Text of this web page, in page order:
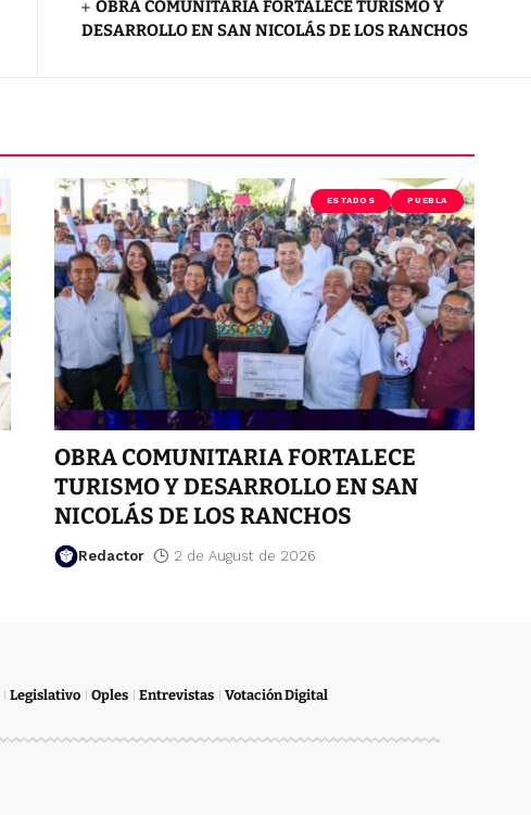
OBRA COMUNITARIA FORTALECE TURISMO Y
DESARROLLO EN SAN NICOLÁS DE LOS RANCHOS
ESTADOS PUEBLA
OBRA COMUNITARIA FORTALECE
TURISMO Y DESARROLLO EN SAN
NICOLÁS DE LOS RANCHOS
Redactor 2 de August de 2026
Legislativo Oples Entrevistas Votación Digital